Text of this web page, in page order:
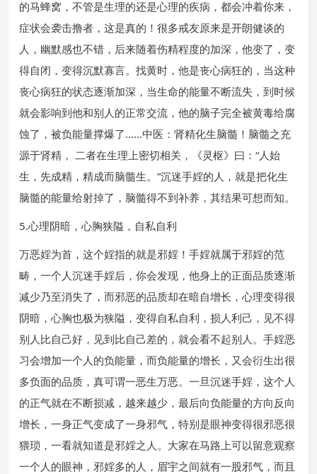
的马蜂窝，不管是生理的还是心理的疾病，都会冲着你来，
症状会袭击撸者，这是真的！很多戒友原来是开朗健谈的
人，幽默感也不错，后来随着伤精程度的加深，他变了，变
得自闭，变得沉默寡言。找黄时，他是丧心病狂的，当这种
丧心病狂的状态逐渐加深，当生命的能量不断流失，到时候
就会影响到他和别人的正常交流，他的脑子完全被黄毒给腐
蚀了，被负能量撑爆了……中医：肾精化生脑髓！脑髓之充
源于肾精， 二者在生理上密切相关，《灵枢》曰：“人始
生，先成精，精成而脑髓生。”沉迷手婬的人，就是把化生
脑髓的能量给射掉了，脑髓得不到补养，其结果可想而知。
5.心理阴暗，心胸狭隘，自私自利
万恶婬为首，这个婬指的就是邪婬！手婬就属于邪婬的范
畴，一个人沉迷手婬后，你会发现，他身上的正面品质逐渐
减少乃至消失了，而邪恶的品质却在暗自增长，心理变得很
阴暗，心胸也极为狭隘，变得自私自利，损人利己，见不得
别人比自己好，见到比自己差的，就会看不起别人。手婬恶
习会增加一个人的负能量，而负能量的增长，又会衍生出很
多负面的品质，真可谓一恶生万恶。一旦沉迷手婬，这个人
的正气就在不断损减，越来越少，最后向负能量的方向反向
增长，一身正气变成了一身邪气，特别是眼神变得很邪恶很
猥琐，一看就知道是邪婬之人。大家在马路上可以留意观察
一个人的眼神，邪婬多的人，眉宇之间就有一股邪气，而且